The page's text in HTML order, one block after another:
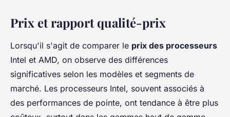
Prix et rapport qualité-prix
Lorsqu'il s'agit de comparer le prix des processeurs
Intel et AMD, on observe des différences
significatives selon les modèles et segments de
marché. Les processeurs Intel, souvent associés à
des performances de pointe, ont tendance à être plus